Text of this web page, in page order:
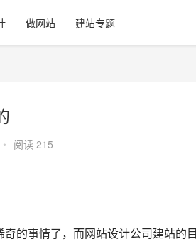
做网站 建站专题
• 阅读 215
的事情了，而网站设计公司建站的